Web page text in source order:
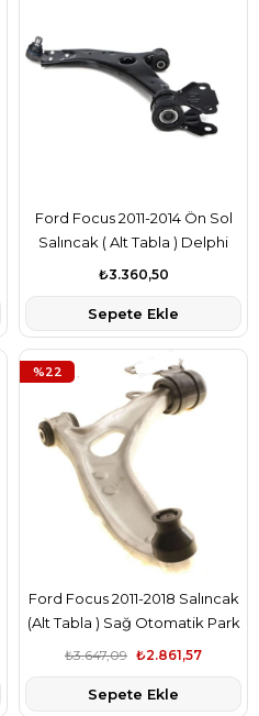
Ford Focus 2011-2014 Ön Sol
Salıncak ( Alt Tabla ) Delphi
Marka F1F13A423AAB
₺3.360,50
Sepete Ekle
Ford Focus 2011-2018 Salıncak
(Alt Tabla ) Sağ Otomatik Park
Sistemli Bsg Marka
₺2.861,57
₺3.647,09
Sepete Ekle
%22